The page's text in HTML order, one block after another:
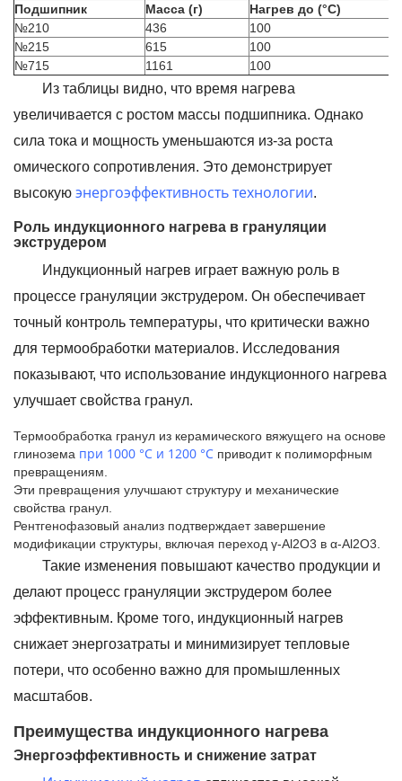
Подшипник Масса (г)
Нагрев до (°C)
№210
436
100
№215
615
100
№715
1161 100
Из таблицы видно, что время нагрева
увеличивается с ростом массы подшипника. Однако
сила тока и мощность уменьшаются из-за роста
омического сопротивления. Это демонстрирует
высокую энергоэффективность технологии.
Роль индукционного нагрева в грануляции
экструдером
Индукционный нагрев играет важную роль в
процессе грануляции экструдером. Он обеспечивает
точный контроль температуры, что критически важно
для термообработки материалов. Исследования
показывают, что использование индукционного нагрева
улучшает свойства гранул.
Термообработка гранул из керамического вяжущего на основе
глинозема при 1000 °С и 1200 °С приводит к полиморфным
превращениям.
Эти превращения улучшают структуру и механические
свойства гранул.
Рентгенофазовый анализ подтверждает завершение
модификации структуры, включая переход γ-Al2O3 в α-Al2O3.
Такие изменения повышают качество продукции и
делают процесс грануляции экструдером более
эффективным. Кроме того, индукционный нагрев
снижает энергозатраты и минимизирует тепловые
потери, что особенно важно для промышленных
масштабов.
Преимущества индукционного нагрева
Энергоэффективность и снижение затрат